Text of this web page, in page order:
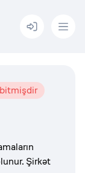
Menu
bitmişdir
Şirkət